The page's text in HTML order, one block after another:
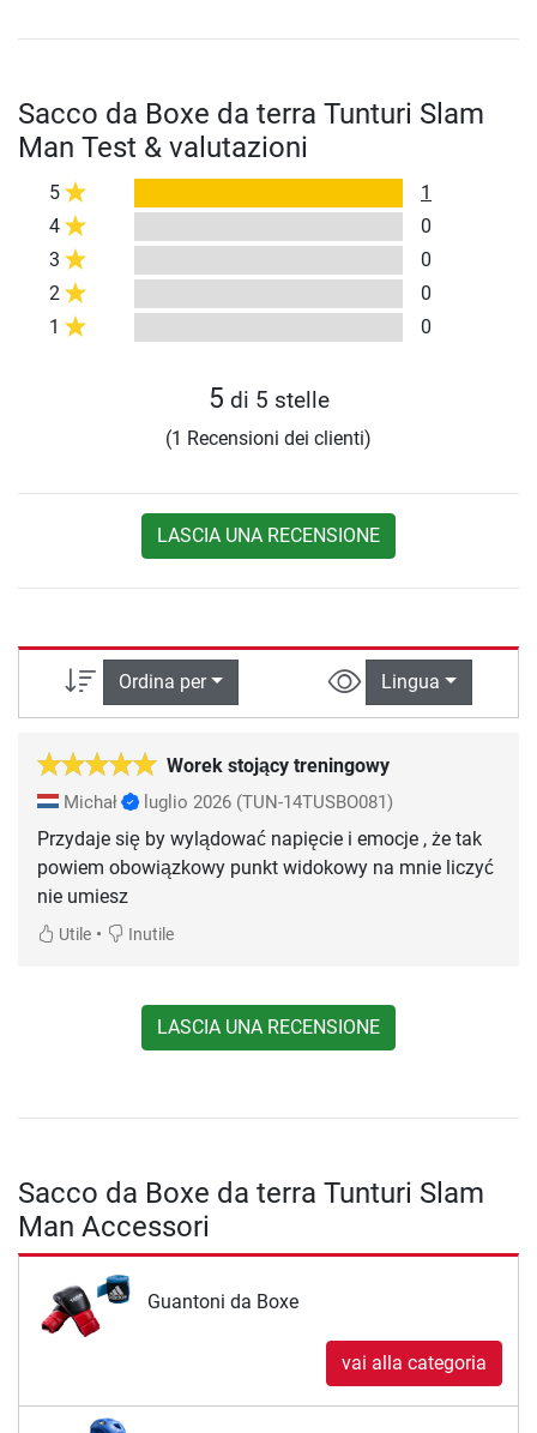
Sacco da Boxe da terra Tunturi Slam
Man Test & valutazioni
5
1
4
0
3
0
2
0
1
0
5 di 5 stelle
(1 Recensioni dei clienti)
LASCIA UNA RECENSIONE
Ordina per Lingua
Worek stojący treningowy
Michał luglio 2026 (TUN-14TUSBO081)
Przydaje się by wylądować napięcie i emocje , że tak
powiem obowiązkowy punkt widokowy na mnie liczyć
nie umiesz
Utile • Inutile
LASCIA UNA RECENSIONE
Sacco da Boxe da terra Tunturi Slam
Man Accessori
Guantoni da Boxe
vai alla categoria